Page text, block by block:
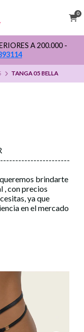
0
A 200.000 -
TANGA 05 BELLA
brindarte
, con precios
ya que
en el mercado